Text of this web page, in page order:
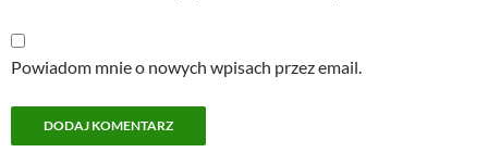
Powiadom mnie o nowych wpisach przez email.